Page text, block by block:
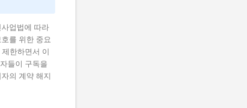
업법에 따라
를 위한 중요
한하면서 이
들이 구독을
의 계약 해지